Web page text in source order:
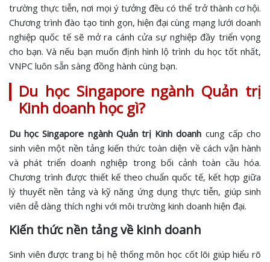
trường thực tiễn, nơi mọi ý tưởng đều có thể trở thành cơ hội.
Chương trình đào tạo tinh gọn, hiện đại cùng mạng lưới doanh
nghiệp quốc tế sẽ mở ra cánh cửa sự nghiệp đầy triển vọng
cho bạn. Và nếu bạn muốn định hình lộ trình du học tốt nhất,
VNPC luôn sẵn sàng đồng hành cùng bạn.
Du học Singapore ngành Quản trị
Kinh doanh học gì?
Du học Singapore ngành Quản trị Kinh doanh cung cấp cho
sinh viên một nền tảng kiến thức toàn diện về cách vận hành
và phát triển doanh nghiệp trong bối cảnh toàn cầu hóa.
Chương trình được thiết kế theo chuẩn quốc tế, kết hợp giữa
lý thuyết nền tảng và kỹ năng ứng dụng thực tiễn, giúp sinh
viên dễ dàng thích nghi với môi trường kinh doanh hiện đại.
Kiến thức nền tảng về kinh doanh
Sinh viên được trang bị hệ thống môn học cốt lõi giúp hiểu rõ